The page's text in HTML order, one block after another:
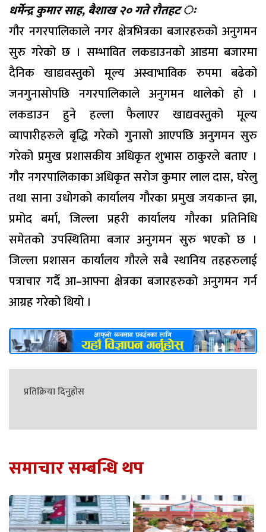
धर्मेन्द्र कुमार साह, बैशाख २० गते रौतहट ः
गौर नगरपालिकाले नगर क्षेत्रभित्रका बजारहरुको अनुगमन
सुरु गरेको छ । सम्भावित लकडाउनको आडमा बजारमा
दैनिक खाद्यवस्तुको मूल्य अस्वाभाविक रुपमा बढेको
जनगुनासोपछि नगरपालिकाले अनुगमन थालेको हो ।
लकडाउन हुने हल्ला फैलाएर खाद्यवस्तुको मूल्य
व्यापारीहरुले बृद्धि गरेको गुनासो आएपछि अनुगमन सुरु
गरेको प्रमुख प्रशासकीय अधिकृत शुभास ठाकुरले बताए ।
गौर नगरपालिकाका अधिकृत सरोज कुमार लाल दास, घरेलु
तथा साना उधोगको कार्यालय गौरका प्रमुख जयकान्त झा,
प्रमोद बर्मा, जिल्ला प्रहरी कार्यालय गौरका प्रतिनिधि
समेतको उपस्थितिमा बजार अनुगमन सुरु भएको छ ।
जिल्ला प्रशासन कार्यालय गौरले सबै स्थानिय तहहरुलाई
पत्राचार गर्दै आ–आफ्ना क्षेत्रका बजारहरुको अनुगमन गर्न
आग्रह गरेको थियो ।
प्रतिक्रिया दिनुहोस
समाचार सम्बन्धि थप